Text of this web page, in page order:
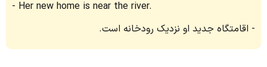
Her new home is near the river.
اقامتگاه جدید او نزدیک رودخانه است.